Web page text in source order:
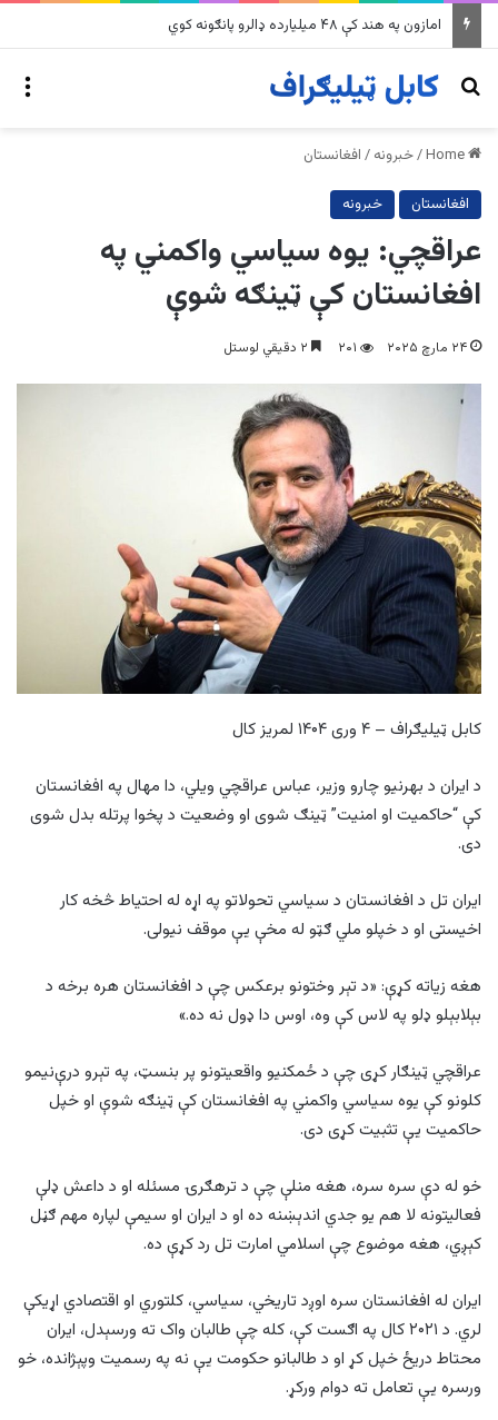
په وینزویلا کې زورورو زلزلو پراخ زیانونه اړولي
Search for
/خبرونه / افغانستان
افغانستان خبرونه
عراقچي: یوه سیاسي واکمني په
افغانستان کې ټینګه شوې
۲۴ مارچ ۲۰۲۵ ۲۰۱
کابل ټیلیګراف – ۴ وری ۱۴۰۴ لمریز کال
د ایران د بهرنیو چارو وزیر، عباس عراقچي ویلي، دا مهال په افغانستان
کې “حاکمیت او امنیت” ټینګ شوی او وضعیت د پخوا پرتله بدل شوی
دی.
ایران تل د افغانستان د سیاسي تحولاتو په اړه له احتیاط څخه کار
اخیستی او د خپلو ملي ګټو له مخې یې موقف نیولی.
هغه زیاته کړې: «د تېر وختونو برعکس چې د افغانستان هره برخه د
بېلابېلو ډلو په لاس کې وه، اوس دا ډول نه ده.»
عراقچي ټینګار کړی چې د ځمکنیو واقعیتونو پر بنسټ، په تېرو درې‌نیمو
کلونو کې یوه سیاسي واکمني په افغانستان کې ټینګه شوې او خپل
حاکمیت یې تثبیت کړی دی.
خو له دې سره سره، هغه منلې چې د ترهګرۍ مسئله او د داعش ډلې
فعالیتونه لا هم یو جدي اندېښنه ده او د ایران او سیمې لپاره مهم ګڼل
کېږي، هغه موضوع چې اسلامي امارت تل رد کړې ده.
ایران له افغانستان سره اوږد تاریخي، سیاسي، کلتوري او اقتصادي اړیکې
لري. د ۲۰۲۱ کال په اګست کې، کله چې طالبان واک ته ورسېدل، ایران
محتاط دریځ خپل کړ او د طالبانو حکومت یې نه په رسمیت وپېژانده، خو
ورسره یې تعامل ته دوام ورکړ.